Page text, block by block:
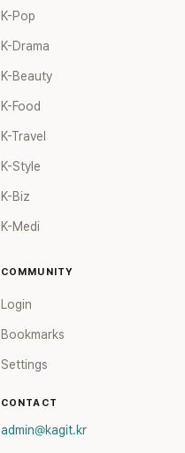
K-Pop
K-Drama
K-Beauty
K-Food
K-Travel
K-Style
K-Biz
K-Medi
COMMUNITY
Login
Bookmarks
Settings
CONTACT
admin@kagit.kr